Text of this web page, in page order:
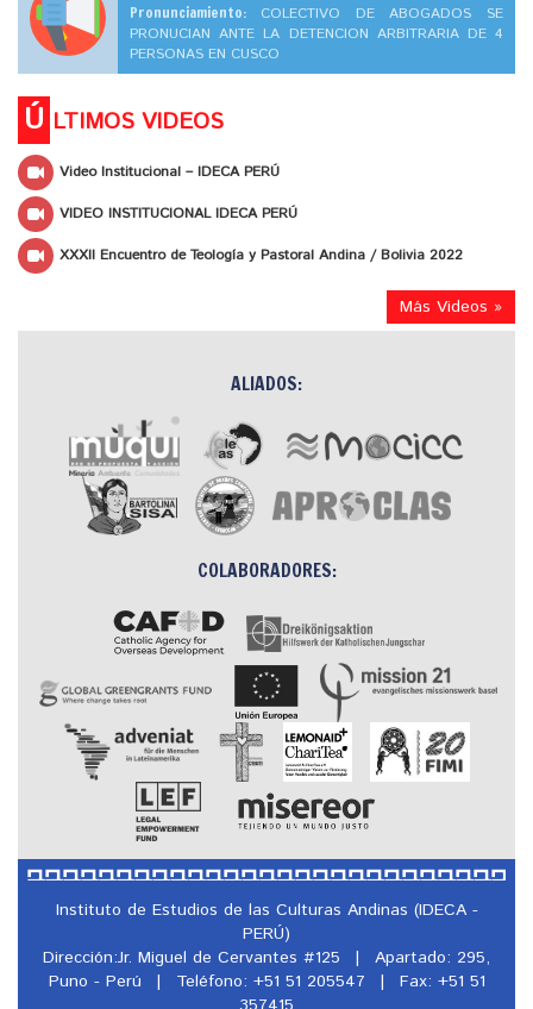
Pronunciamiento: COLECTIVO DE ABOGADOS SE
PRONUCIAN ANTE LA DETENCION ARBITRARIA DE 4
PERSONAS EN CUSCO
Ú LTIMOS VIDEOS
Video Institucional – IDECA PERÚ
VIDEO INSTITUCIONAL IDECA PERÚ
XXXII Encuentro de Teología y Pastoral Andina / Bolivia 2022
Más Videos »
ALIADOS:
COLABORADORES:
Instituto de Estudios de las Culturas Andinas (IDECA -
PERÚ)
Dirección:Jr. Miguel de Cervantes #125
|
Apartado: 295,
Puno - Perú
| Teléfono: +51 51 205547 |
Fax: +51 51